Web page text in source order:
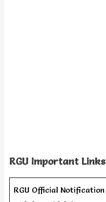
RGU Important Links
RGU Official Notification